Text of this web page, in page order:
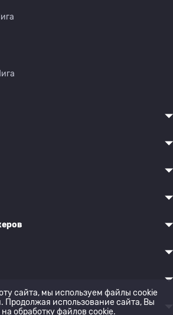
сайта, мы используем файлы cookie
Продолжая использование сайта, Вы
обработкуфайлов cookie.